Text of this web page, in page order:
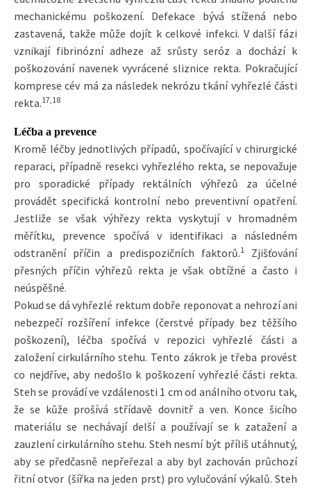
mechanickému poškození. Defekace bývá stížená nebo
zastavená, takže může dojít k celkové infekci. V další fázi
vznikají fibrinózní adheze až srůsty seróz a dochází k
poškozování navenek vyvrácené sliznice rekta. Pokračující
komprese cév má za následek nekrózu tkání vyhřezlé části
rekta.17,18
Léčba a prevence
Kromě léčby jednotlivých případů, spočívající v chirurgické
reparaci, případně resekci vyhřezlého rekta, se nepovažuje
pro sporadické případy rektálních výhřezů za účelné
provádět specifická kontrolní nebo preventivní opatření.
Jestliže se však výhřezy rekta vyskytují v hromadném
měřítku, prevence spočívá v identifikaci a následném
odstranění příčin a predispozičních faktorů.1Zjišťování
přesných příčin výhřezů rekta je však obtížné a často i
neúspěšné.
Pokud se dá vyhřezlé rektum dobře reponovat a nehrozí ani
nebezpečí rozšíření infekce (čerstvé případy bez těžšího
poškození), léčba spočívá v repozici vyhřezlé části a
založení cirkulárního stehu. Tento zákrok je třeba provést
co nejdříve, aby nedošlo k poškození vyhřezlé části rekta.
Steh se provádí ve vzdálenosti 1 cm od análního otvoru tak,
že se kůže prošívá střídavě dovnitř a ven. Konce šicího
materiálu se nechávají delší a používají se k zatažení a
zauzlení cirkulárního stehu. Steh nesmí být příliš utáhnutý,
aby se předčasně nepřeřezal a aby byl zachován průchozí
řitní otvor (šířka na jeden prst) pro vylučování výkalů. Steh